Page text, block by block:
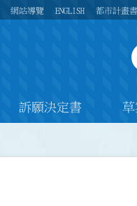
網站導覽 ENGLISH 都市計畫
訴願決定書